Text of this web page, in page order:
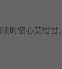
时留心莫错过。